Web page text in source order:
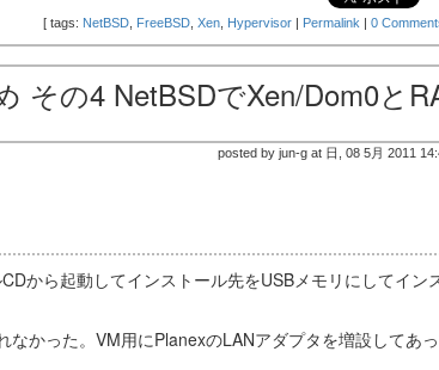
[ tags: NetBSD FreeBSD Xen Hypervisor | Permalink | 0
その4 NetBSDでXen/Dom0と
posted by jun-g at 日, 08 5月 2011
から起動してインストール先をUSBメモリにしてイン
かった。VM用にPlanexのLANアダプタを増設してあ